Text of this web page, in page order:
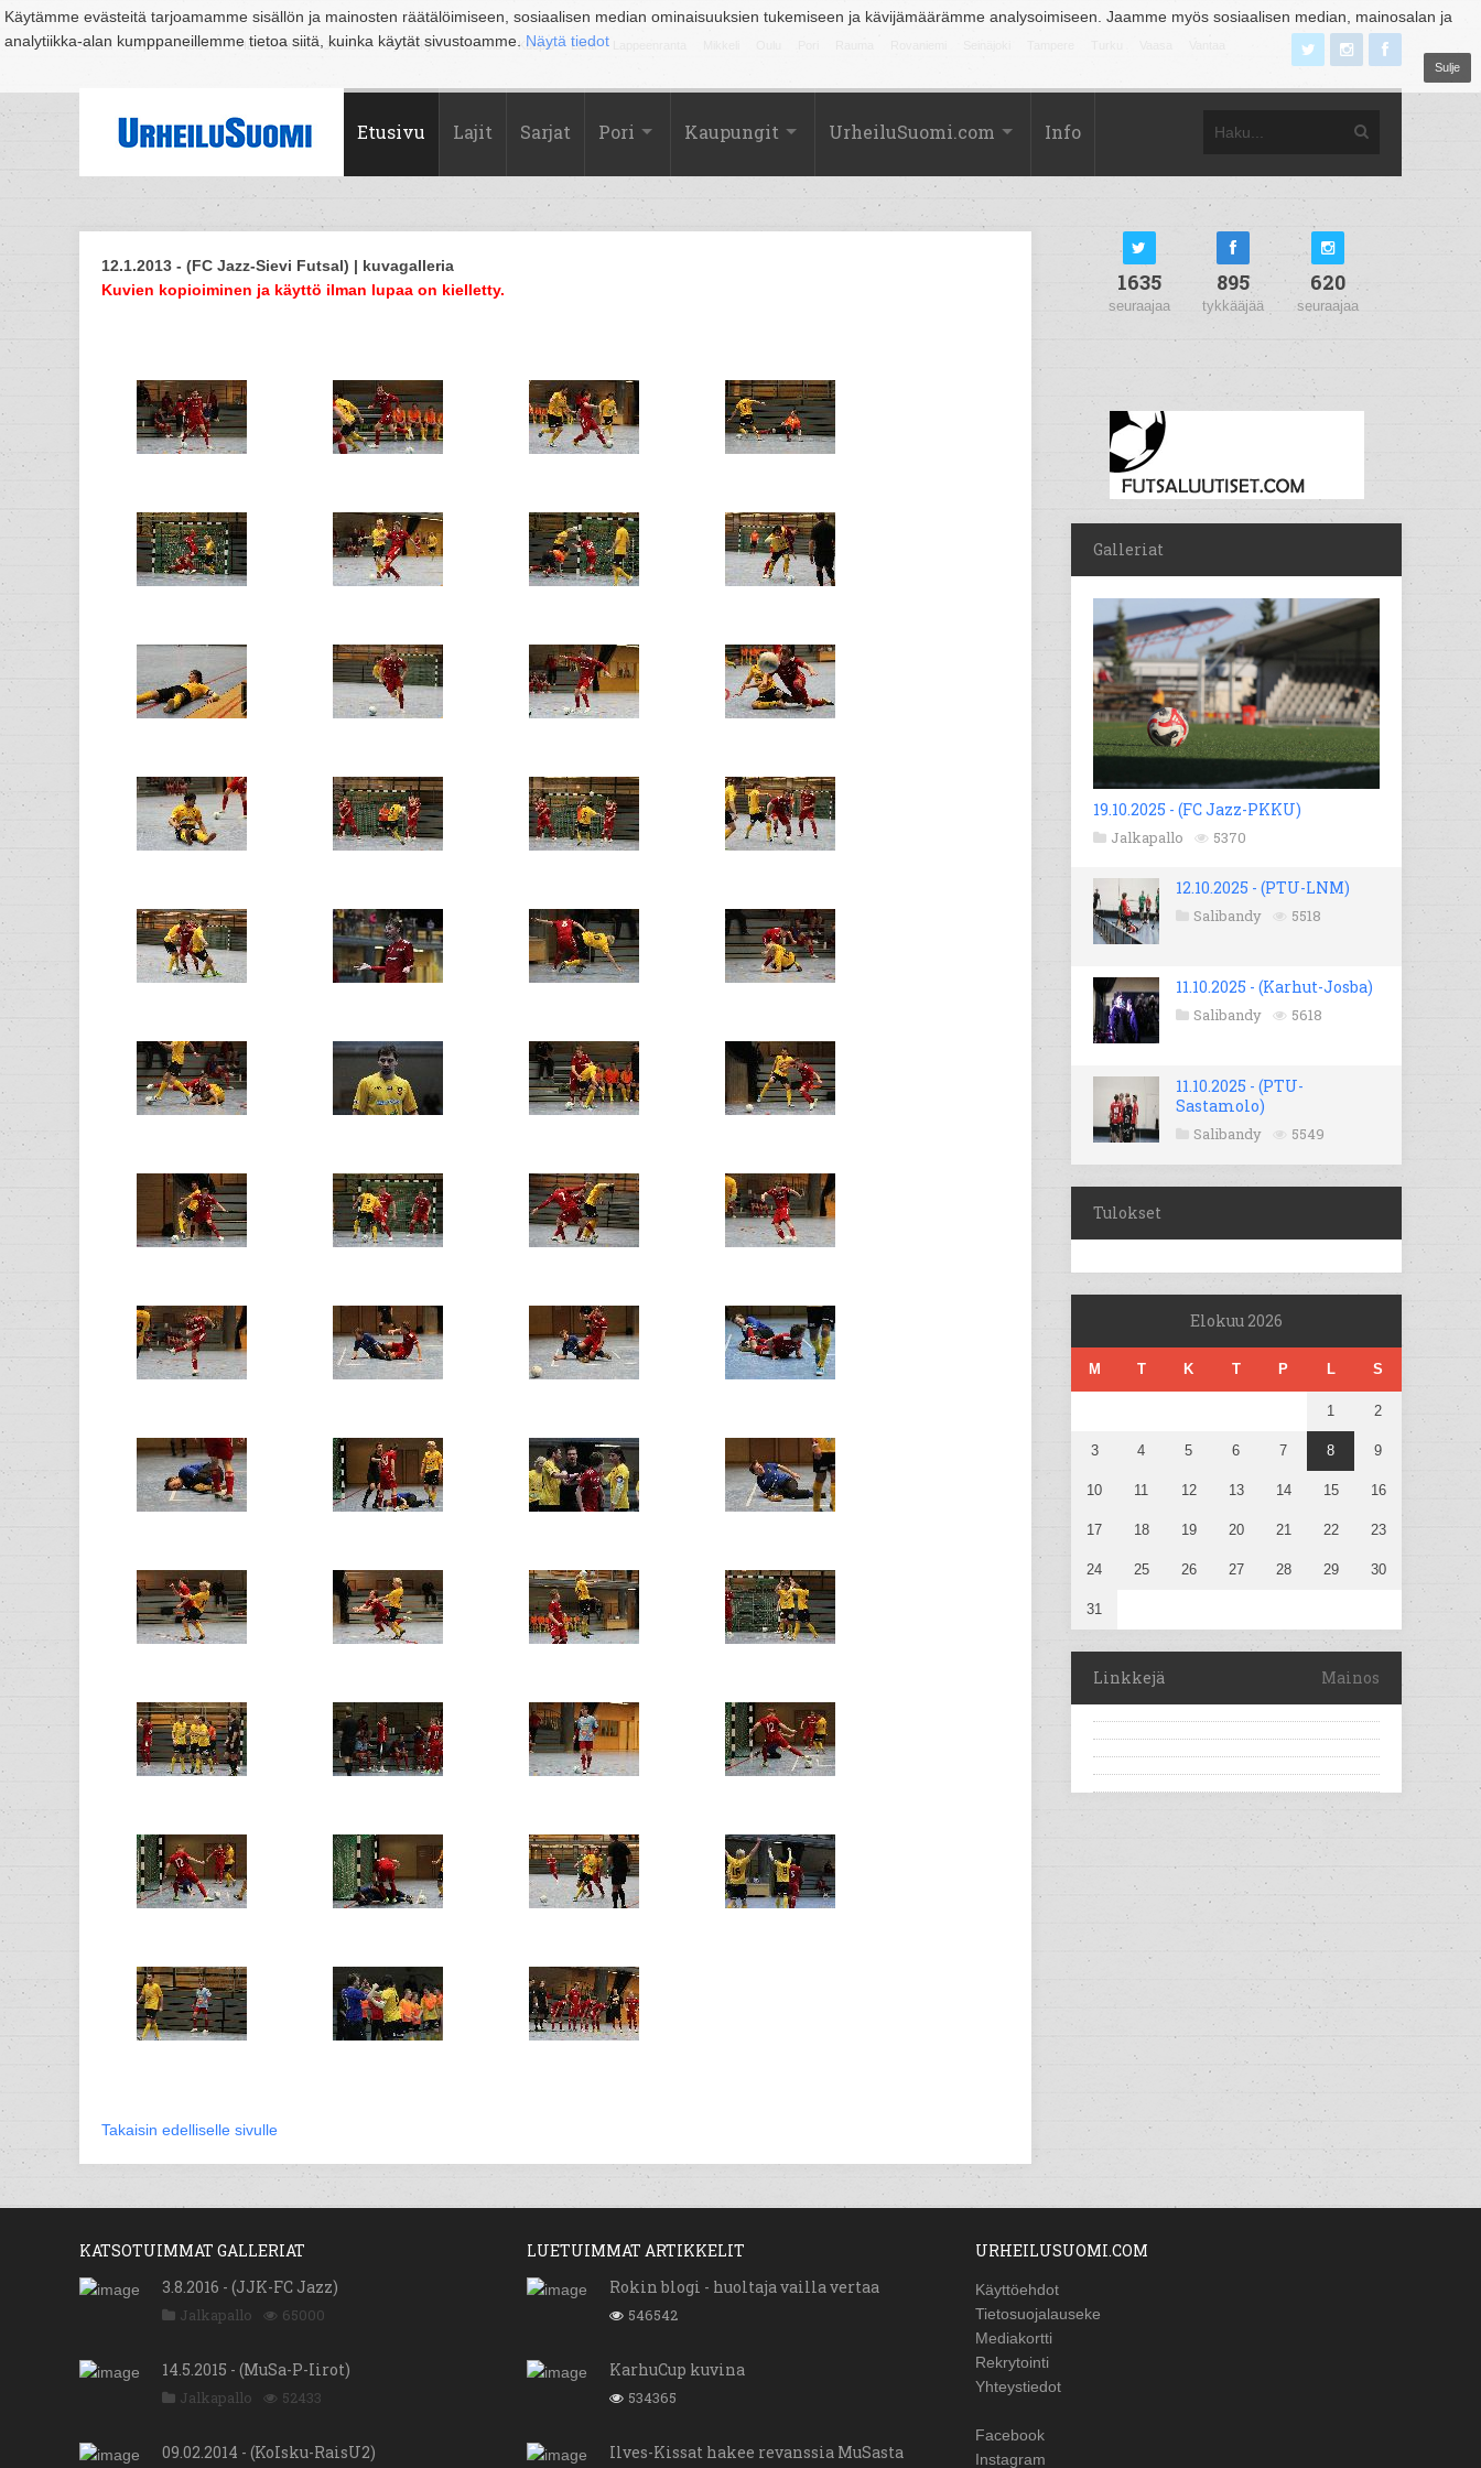
Käytämme evästeitä tarjoamamme sisällön ja mainosten räätälöimiseen, sosiaalisen median ominaisuuksien tukemiseen ja kävijämäärämme analysoimiseen. Jaamme myös sosiaalisen median, mainosalan ja
analytiikka-alan kumppaneillemme tietoa siitä, kuinka käytät sivustoamme. Näytä tiedot
Sulje
Suomi Espoo Helsinki Hämeenlinna Joensuu Jyväskylä Kouvola Kuopio Lahti
Etusivu Lajit Sarjat Pori Kaupungit UrheiluSuomi.com Info
12.1.2013 - (FC Jazz-Sievi Futsal) | kuvagalleria
Kuvien kopioiminen ja käyttö ilman lupaa on kielletty.
Takaisin edelliselle sivulle
1635
seuraajaa
895
tykkääjää
620
seuraajaa
Galleriat
19.10.2025 - (FC Jazz-PKKU)
Jalkapallo 5370
12.10.2025 - (PTU-LNM)
Salibandy 5518
11.10.2025 - (Karhut-Josba)
Salibandy 5618
11.10.2025 - (PTU-
Sastamolo)
Salibandy 5549
Tulokset
Elokuu 2026
M T K T P L S
1 2
3 4 5 6 7 8 9
10 11 12 13 14 15 16
17 18 19 20 21 22 23
24 25 26 27 28 29 30
31
Linkkejä Mainos
KATSOTUIMMAT GALLERIAT
3.8.2016 - (JJK-FC Jazz)
Jalkapallo 65000
14.5.2015 - (MuSa-P-Iirot)
Jalkapallo 52433
09.02.2014 - (KoIsku-RaisU2)
LUETUIMMAT ARTIKKELIT
Rokin blogi - huoltaja vailla vertaa
546542
KarhuCup kuvina
534365
Ilves-Kissat hakee revanssia MuSasta
URHEILUSUOMI.COM
Käyttöehdot
Tietosuojalauseke
Mediakortti
Rekrytointi
Yhteystiedot
Facebook
Instagram